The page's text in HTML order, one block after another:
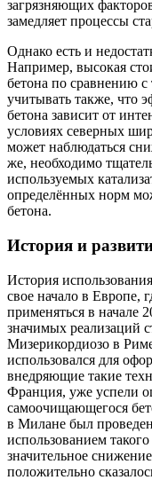
загрязняющих
замедляет процессы
Однако есть и
Например, высокая
бетона по сравнению
учитывать также, что
бетона зависит от
условиях северных
может наблюдаться
же, необходимо
используемых
определённых норм
бетона.
История и
История
свое начало в Европе,
применяться в начале
значимых реализаций
Мизерикордиозо в
использовался для
внедряющие такие
Франция, уже успели
самоочищающегося
в Милане был
использованием
значительное
положительно